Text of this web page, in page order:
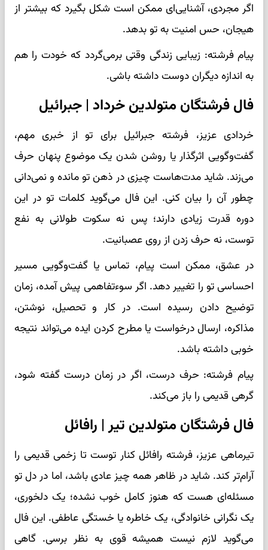
اگر مجردی، آشنایی‌ای ممکن است شکل بگیرد که بیشتر از
هیجان، حس امنیت به تو بدهد.
پیام فرشته: زیبایی زندگی وقتی برمی‌گردد که خودت را هم
به اندازه دیگران دوست داشته باشی.
فال فرشتگان متولدین خرداد | جبرائیل
خردادی عزیز، فرشته جبرائیل برای تو از خبری مهم،
گفت‌وگویی اثرگذار یا روشن شدن یک موضوع پنهان حرف
می‌زند. شاید مدت‌هاست چیزی در ذهن تو مانده و نمی‌دانی
چطور آن را بیان کنی. این فال می‌گوید کلمات تو در این
دوره قدرت زیادی دارند؛ پس نه سکوت طولانی به نفع
توست، نه حرف زدن از روی عصبانیت.
در عشق، ممکن است پیام، تماس یا گفت‌وگویی مسیر
احساسی تو را تغییر دهد. اگر سوءتفاهمی پیش آمده، زمان
توضیح دادن رسیده است. در کار و تحصیل، نوشتن،
مذاکره، ارسال درخواست یا مطرح کردن ایده می‌تواند نتیجه
خوبی داشته باشد.
پیام فرشته: حرف درست، اگر در زمان درست گفته شود،
گرهی قدیمی را باز می‌کند.
فال فرشتگان متولدین تیر | رافائل
تیرماهی عزیز، فرشته رافائل کنار توست تا زخمی قدیمی را
آرام‌تر کند. شاید در ظاهر همه چیز عادی باشد، اما در دل تو
مسئله‌ای هست که هنوز کامل خوب نشده؛ یک دلخوری،
یک نگرانی خانوادگی، یک خاطره یا خستگی عاطفی. این فال
می‌گوید لازم نیست همیشه قوی به نظر برسی. گاهی